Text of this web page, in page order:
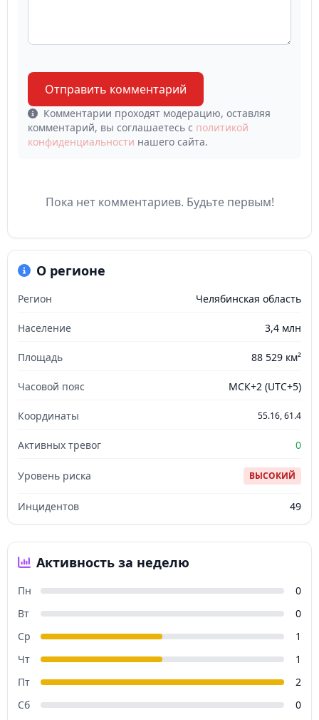
Отправить комментарий
Комментарии проходят модерацию, оставляя
комментарий, вы соглашаетесь с политикой
конфиденциальности нашего сайта.
Пока нет комментариев. Будьте первым!
О регионе
Регион Челябинская область
Население 3,4 млн
Площадь 88 529 км²
Часовой пояс МСК+2 (UTC+5)
Координаты 55.16, 61.4
Активных тревог 0
Уровень риска ВЫСОКИЙ
Инцидентов 49
Активность за неделю
Пн
0
Вт
0
Ср
1
Чт
1
Пт
2
Сб
0